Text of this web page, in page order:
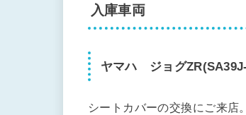
入庫車両
ヤマハ ジョグ
シートカバーの交換にご来店。